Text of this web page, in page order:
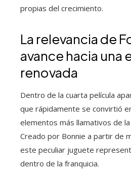
propias del crecimiento.
La relevancia de
avance hacia una
renovada
Dentro de la cuarta película
que rápidamente se convirtió
elementos más llamativos de
Creado por Bonnie a partir de
este peculiar juguete
dentro de la franquicia.